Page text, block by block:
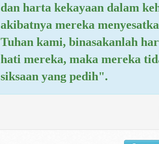
dan harta kekayaan dalam
akibatnya mereka
Tuhan kami, binasakanlah
hati mereka, maka mereka
siksaan yang pedih".